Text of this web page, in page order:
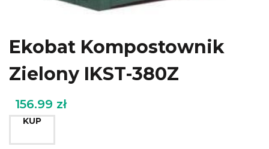
Ekobat Kompostownik
Zielony IKST-380Z
156.99 zł
KUP